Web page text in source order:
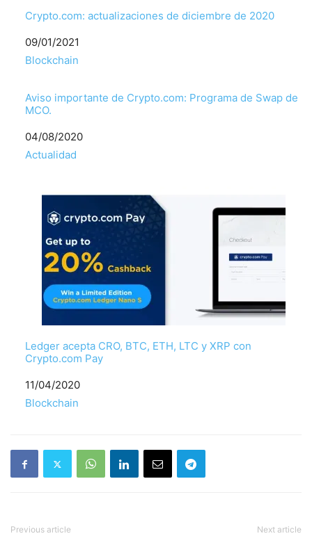
Crypto.com: actualizaciones de diciembre de 2020
Fecha
09/01/2021
Respecto a
Blockchain
Aviso importante de Crypto.com: Programa de Swap de
MCO.
Fecha
04/08/2020
Respecto a
Actualidad
Ledger acepta CRO, BTC, ETH, LTC y XRP con
Crypto.com Pay
Fecha
11/04/2020
Respecto a
Blockchain
Previous article Next article